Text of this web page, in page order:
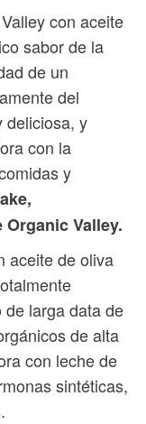
con aceite
sabor de la
de un
del
deliciosa, y
con la
y
Valley.
aceite de oliva
larga data de
de alta
con leche de
sintéticas,